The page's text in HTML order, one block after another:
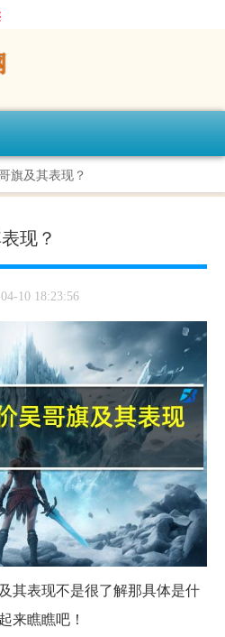
旗及其表现？
现？
10 18:23:56
其表现不是很了解那具体是什
来瞧瞧吧！